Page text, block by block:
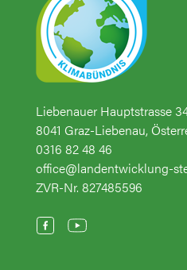
Liebenauer Hauptstrasse
8041 Graz-Liebenau,
0316 82 48 46
office@landentwicklung-
ZVR-Nr. 827485596